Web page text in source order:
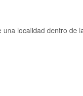
localidad dentro de